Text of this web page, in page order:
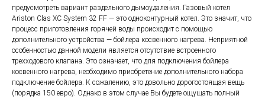
предусмотреть вариант раздельного дымоудаления. Газовый котел
Ariston Clas XC System 32 FF — это одноконтурный котел. Это значит, что
процесс приготовления горячей воды происходит с помощью
дополнительного устройства — бойлера косвенного нагрева. Неприятной
особенностью данной модели является отсутствие встроенного
трехходового клапана. Это означает, что для подключения бойлера
косвенного нагрева, необходимо приобретение дополнительного набора
подключение бойлера. К сожалению, это довольно дорогостоящая вещь
(порядка 150 евро). Однако в этом случае Вы будете ощущать полный